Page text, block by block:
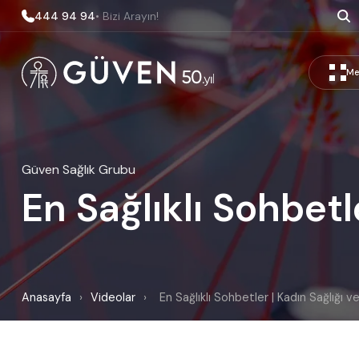
444 94 94• Bizi Arayın!
Güven Sağlık Grubu
En Sağlıklı
Anasayfa › Videolar › En Sağlıklı Sohbetler | Kadın Sağlığı